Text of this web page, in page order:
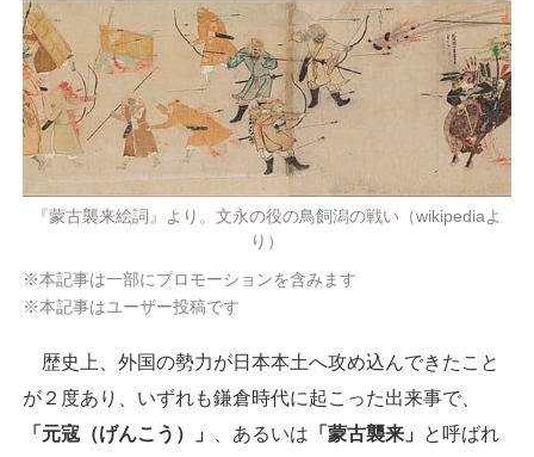
『蒙古襲来絵詞』より。文永の役の鳥飼潟の戦い（wikipediaよ
り）
※本記事は一部にプロモーションを含みます
※本記事はユーザー投稿です
歴史上、外国の勢力が日本本土へ攻め込んできたこと
が２度あり、いずれも鎌倉時代に起こった出来事で、
「元寇（げんこう）」
、あるいは 「蒙古襲来」
と呼ばれ